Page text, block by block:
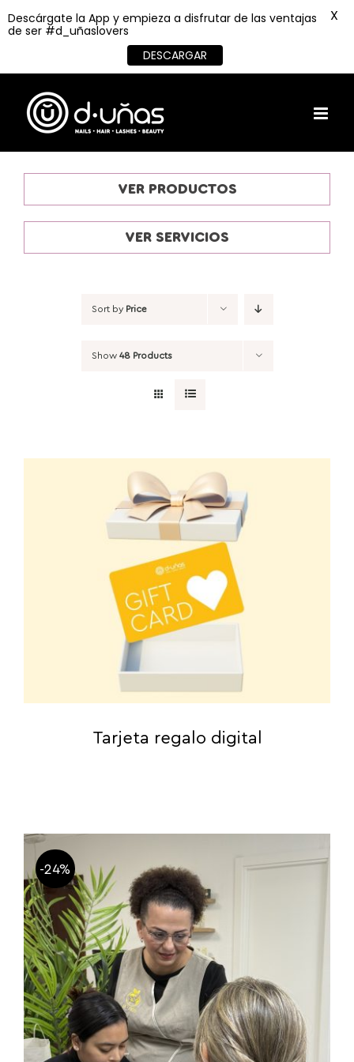
content
VER PRODUCTOS
VER SERVICIOS
Sort by Price
Show 48 Products
Tarjeta regalo digital
-24%
Descárgate la App y empieza a disfrutar de las ventajas
de ser #d_uñaslovers
DESCARGAR
X